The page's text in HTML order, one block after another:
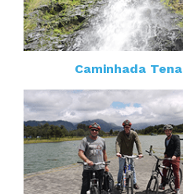
Caminhada Tena